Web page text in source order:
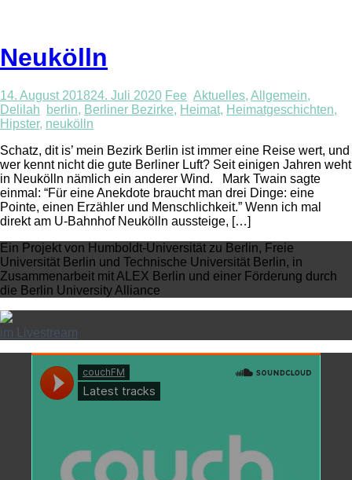
Neukölln
14. August 201824. Juli 2020 Fee Aktuelles, Allgemein,
Delilah
berlin, Berliner Bezirke, Heimat, Heimatgeschichten,
Hipster, neukölln
Schatz, dit is’ mein Bezirk Berlin ist immer eine Reise wert, und
wer kennt nicht die gute Berliner Luft? Seit einigen Jahren weht
in Neukölln nämlich ein anderer Wind. Mark Twain sagte
einmal: “Für eine Anekdote braucht man drei Dinge: eine
Pointe, einen Erzähler und Menschlichkeit.” Wenn ich mal
direkt am U-Bahnhof Neukölln aussteige, […]
Ein Projekt von Humboldt-Universität zu Berlin, Freie
Universität Berlin und Technische Universität Berlin, in
Zusammenarbeit mit ALEX Berlin und einer Förderung durch
die Berlin University Alliance
im Livestream